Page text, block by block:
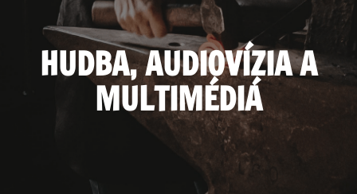
HUDBA, AUDIOVÍZIA A
MULTIMÉDIÁ